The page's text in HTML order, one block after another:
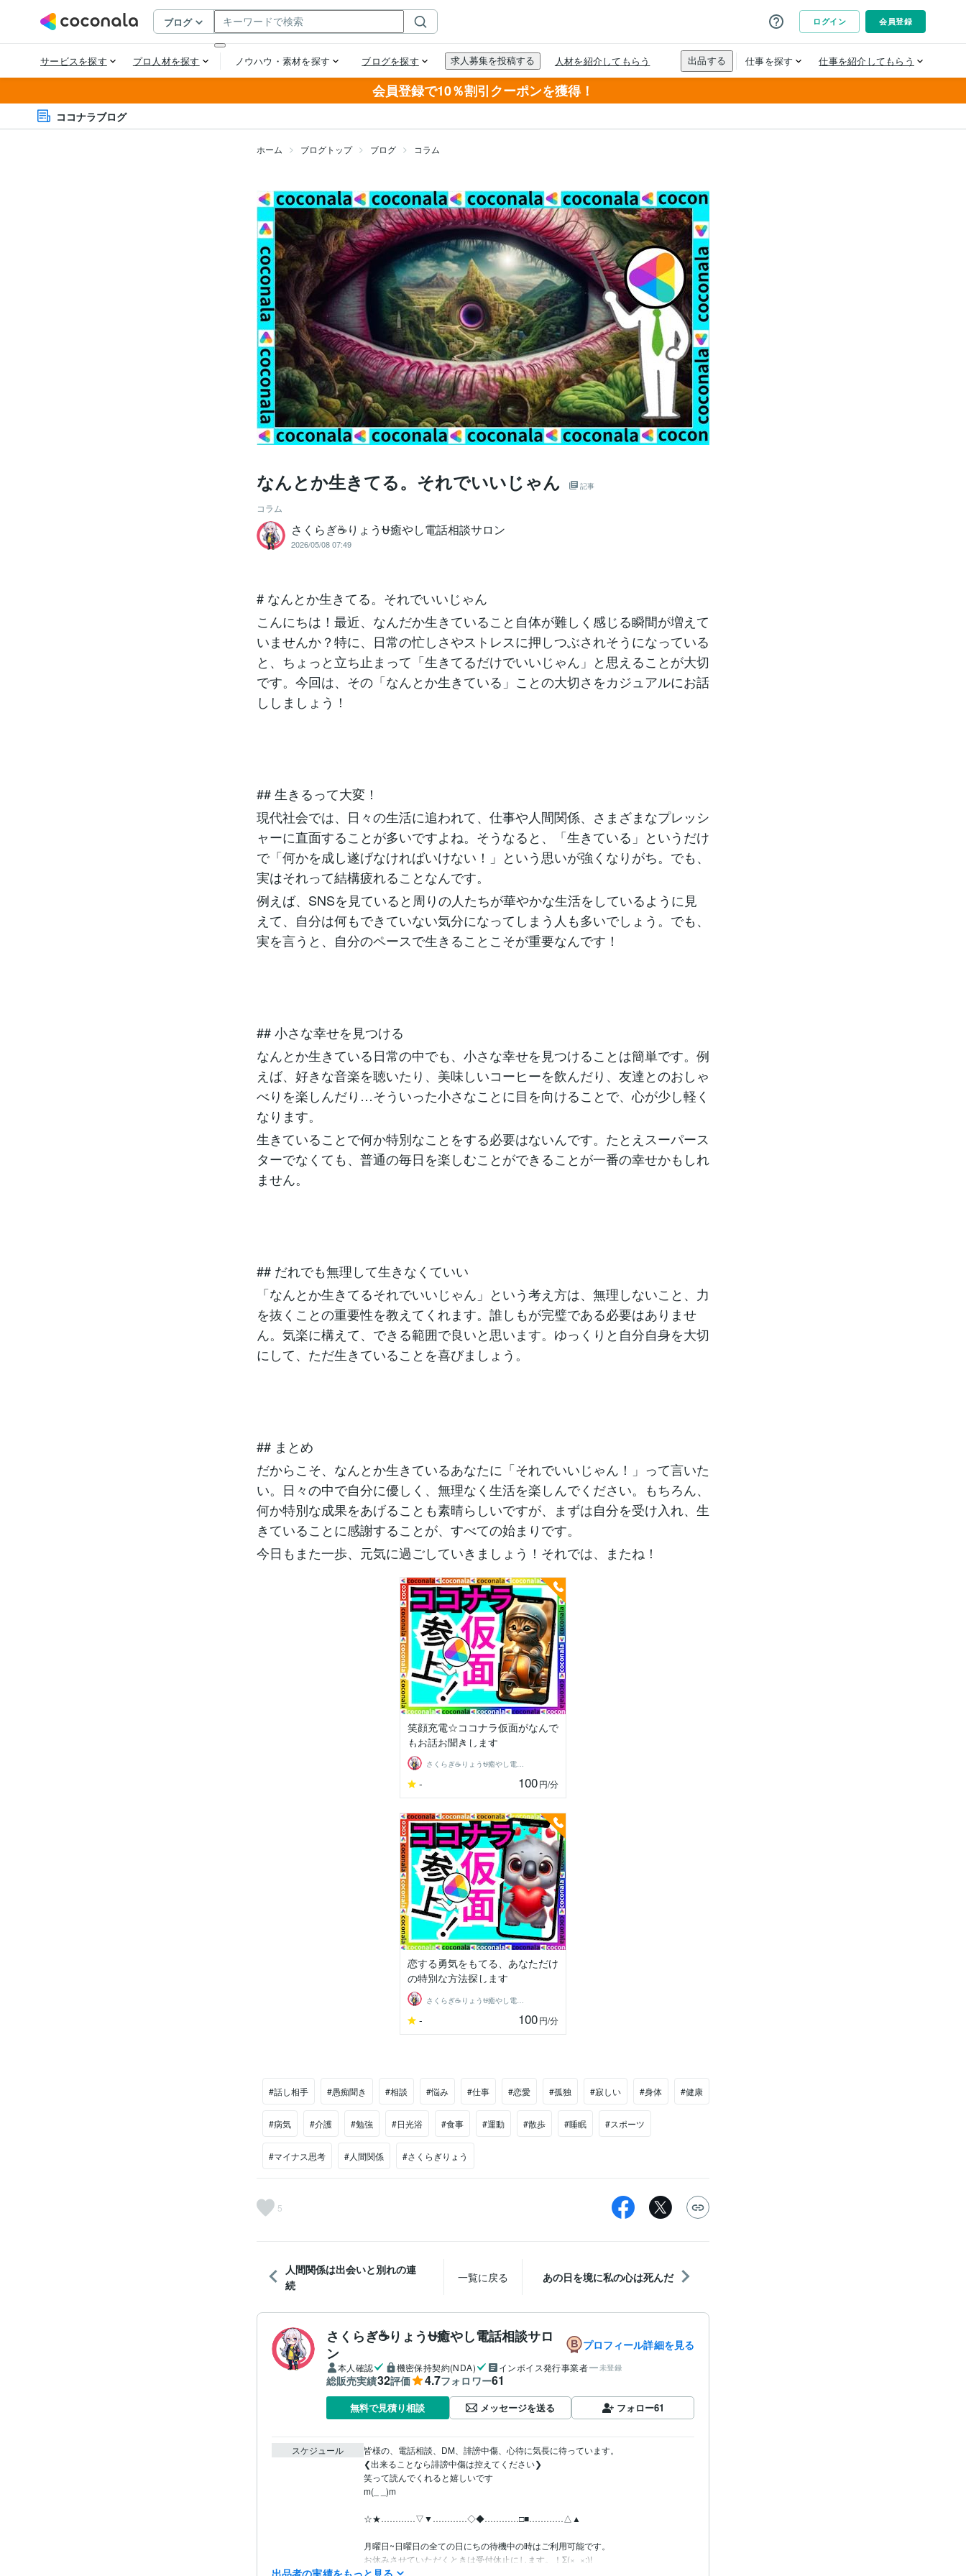
会員登録で10％割引クーポンを獲得！
ココナラブログ
ホーム ブログトップ ブログ コラム
なんとか生きてる。それでいいじゃん 記事
コラム
さくらぎ☕りょう⛎癒やし電話相談サロン
2026/05/08 07:49
# なんとか生きてる。それでいいじゃん
こんにちは！最近、なんだか生きていること自体が難しく感じる瞬間が増えて
いませんか？特に、日常の忙しさやストレスに押しつぶされそうになっている
と、ちょっと立ち止まって「生きてるだけでいいじゃん」と思えることが大切
です。今回は、その「なんとか生きている」ことの大切さをカジュアルにお話
ししましょう！
## 生きるって大変！
現代社会では、日々の生活に追われて、仕事や人間関係、さまざまなプレッシ
ャーに直面することが多いですよね。そうなると、「生きている」というだけ
で「何かを成し遂げなければいけない！」という思いが強くなりがち。でも、
実はそれって結構疲れることなんです。
例えば、SNSを見ていると周りの人たちが華やかな生活をしているように見
えて、自分は何もできていない気分になってしまう人も多いでしょう。でも、
実を言うと、自分のペースで生きることこそが重要なんです！
## 小さな幸せを見つける
なんとか生きている日常の中でも、小さな幸せを見つけることは簡単です。例
えば、好きな音楽を聴いたり、美味しいコーヒーを飲んだり、友達とのおしゃ
べりを楽しんだり…そういった小さなことに目を向けることで、心が少し軽く
なります。
生きていることで何か特別なことをする必要はないんです。たとえスーパース
ターでなくても、普通の毎日を楽しむことができることが一番の幸せかもしれ
ません。
## だれでも無理して生きなくていい
「なんとか生きてるそれでいいじゃん」という考え方は、無理しないこと、力
を抜くことの重要性を教えてくれます。誰しもが完璧である必要はありませ
ん。気楽に構えて、できる範囲で良いと思います。ゆっくりと自分自身を大切
にして、ただ生きていることを喜びましょう。
## まとめ
だからこそ、なんとか生きているあなたに「それでいいじゃん！」って言いた
い。日々の中で自分に優しく、無理なく生活を楽しんでください。もちろん、
何か特別な成果をあげることも素晴らしいですが、まずは自分を受け入れ、生
きていることに感謝することが、すべての始まりです。
今日もまた一歩、元気に過ごしていきましょう！それでは、またね！
笑顔充電☆ココナラ仮面がなんで
もお話お聞きします
さくらぎ☕りょう⛎癒やし電話相談サロン
- 100円/分
恋する勇気をもてる、あなただけ
の特別な方法探します
- 100円/分
#話し相手 #愚痴聞き #相談 #悩み #仕事 #恋愛 #孤独 #寂しい #身体 #健康
#病気 #介護 #勉強 #日光浴 #食事 #運動 #散歩 #睡眠 #スポーツ
#マイナス思考 #人間関係 #さくらぎりょう
5
人間関係は出会いと別れの連
続
一覧に戻る あの日を境に私の心は死んだ
さくらぎ☕りょう⛎癒やし電話相談サロ
ン
プロフィール詳細を見る
本人確認 機密保持契約(NDA) インボイス発行事業者 未登録
総販売実績32評価 4.7フォロワー61
無料で見積り相談 メッセージを送る フォロー61
スケジュール
皆様の、電話相談、DM、誹謗中傷、心待に気長に待っています。
❮出来ることなら誹謗中傷は控えてください❯
笑って読んでくれると嬉しいです
m(_ _)m
☆★…………▽▼…………◇◆…………□■…………△▲
月曜日~日曜日の全ての日にちの待機中の時はご利用可能です。
お休みさせていただくときは受付休止にします。！Σ(×_×;)!
出品者の実績をもっと見る